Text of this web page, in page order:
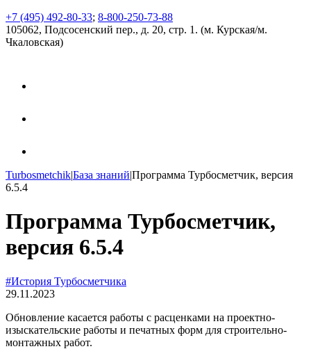
+7 (495) 492-80-33; 8-800-250-73-88
105062, Подсосенский пер., д. 20, стр. 1. (м. Курская/м.
Чкаловская)
Turbosmetchik|База знаний|Программа Турбосметчик, версия
6.5.4
Программа Турбосметчик,
версия 6.5.4
#История Турбосметчика
29.11.2023
Обновление касается работы с расценками на проектно-
изыскательские работы и печатных форм для строительно-
монтажных работ.